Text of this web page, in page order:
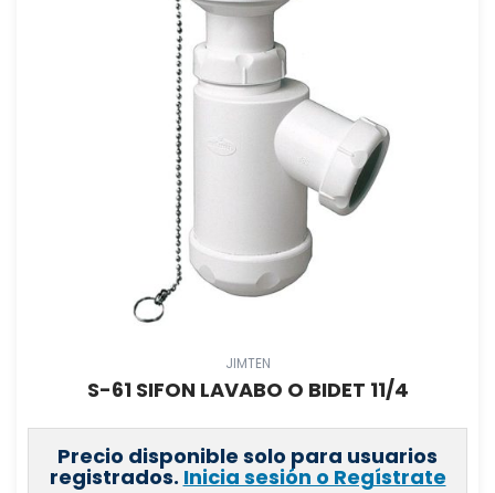
JIMTEN
S-61 SIFON LAVABO O BIDET 11/4
Precio disponible solo para usuarios
registrados. Inicia sesión o Regístrate